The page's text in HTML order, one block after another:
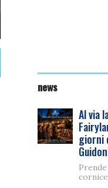
news
Al via
giorni
cornice